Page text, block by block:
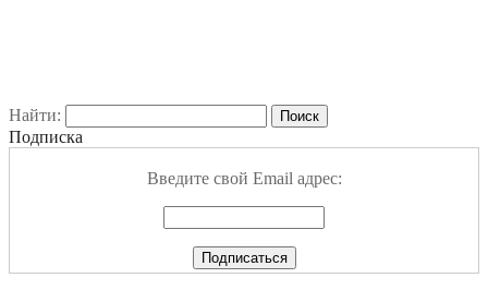
Найти:
Подписка
Введите свой Email адрес: